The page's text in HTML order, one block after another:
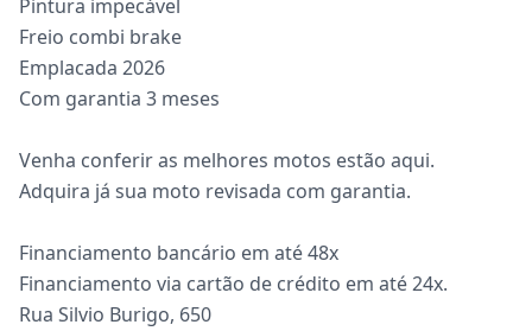
Pintura impecável
Freio combi brake
Emplacada 2026
Com garantia 3 meses
Venha conferir as melhores motos estão aqui.
Adquira já sua moto revisada com garantia.
Financiamento bancário em até 48x
Financiamento via cartão de crédito em até 24x.
Rua Silvio Burigo, 650